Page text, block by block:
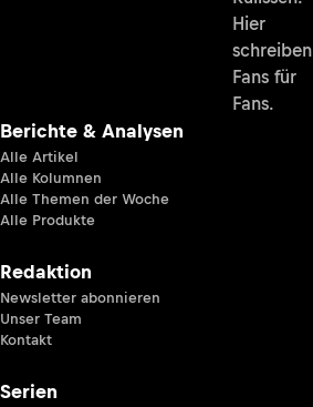
Hier
schreiben
Fans für
Fans.
Berichte & Analysen
Alle Artikel
Alle Kolumnen
Alle Themen der Woche
Alle Produkte
Redaktion
Newsletter abonnieren
Unser Team
Kontakt
Serien